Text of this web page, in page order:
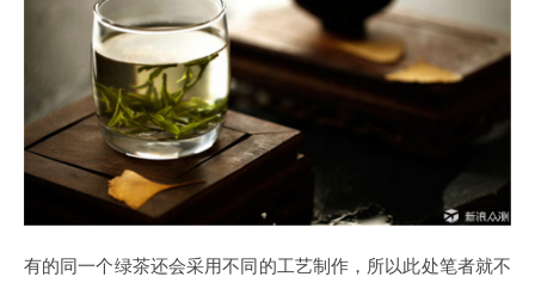
有的同一个绿茶还会采用不同的工艺制作，所以此处笔者就不